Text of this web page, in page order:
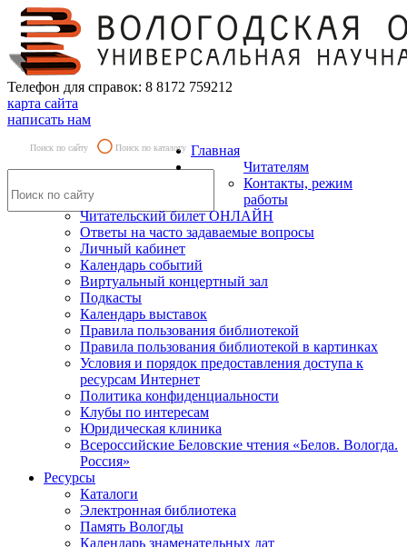
Телефон для справок: 8 8172 759212
карта сайта
написать нам
Поиск по сайту Поиск по каталогу Главная
Читателям
Контакты, режим
работы
Читательский билет ОНЛАЙН
Ответы на часто задаваемые вопросы
Личный кабинет
Календарь событий
Виртуальный концертный зал
Подкасты
Календарь выставок
Правила пользования библиотекой
Правила пользования библиотекой в картинках
Условия и порядок предоставления доступа к
ресурсам Интернет
Политика конфиденциальности
Клубы по интересам
Юридическая клиника
Всероссийские Беловские чтения «Белов. Вологда.
Россия»
Ресурсы
Каталоги
Электронная библиотека
Память Вологды
Календарь знаменательных дат